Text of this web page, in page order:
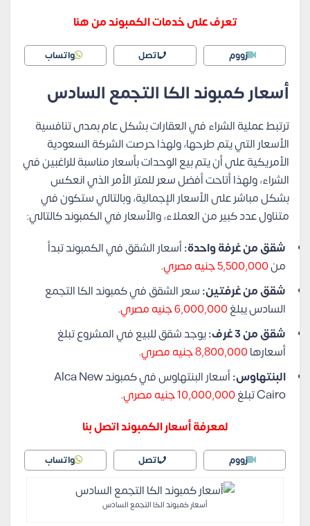
تعرف على خدمات الكمبوند من هنا
زووم اتصل واتساب
أسعار كمبوند الكا التجمع السادس
ترتبط عملية الشراء في العقارات بشكل عام بمدى تنافسية
الأسعار التي يتم طرحها، ولهذا حرصت الشركة السعودية
الأمريكية على أن يتم بيع الوحدات بأسعار مناسبة للراغبين في
الشراء، ولهذا أتاحت أفضل سعر للمتر الأمر الذي انعكس
بشكل مباشر على الأسعار الإجمالية، وبالتالي ستكون في
متناول عدد كبير من العملاء، والأسعار في الكمبوند كالتالي:
شقق من غرفة واحدة:أسعار الشقق في الكمبوند تبدأ
من5,500,000 جنيه مصري
.
شقق من غرفتين:سعر الشقق في كمبوند الكا التجمع
السادس يبلغ6,000,000 جنيه مصري
.
شقق من 3 غرف:
يوجد شقق للبيع في المشروع تبلغ
أسعارها8,800,000 جنيه مصري
.
البنتهاوس:
أسعار البنتهاوس في كمبوند Alca New
Cairo تبلغ
10,000,000 جنيه مصري
.
لمعرفة أسعار الكمبوند اتصل بنا
زووم اتصل واتساب
أسعار كمبوند الكا التجمع السادس